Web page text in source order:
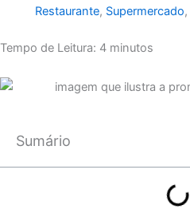
Restaurante, Supermercado,
Tempo de Leitura: 4 minutos
Sumário